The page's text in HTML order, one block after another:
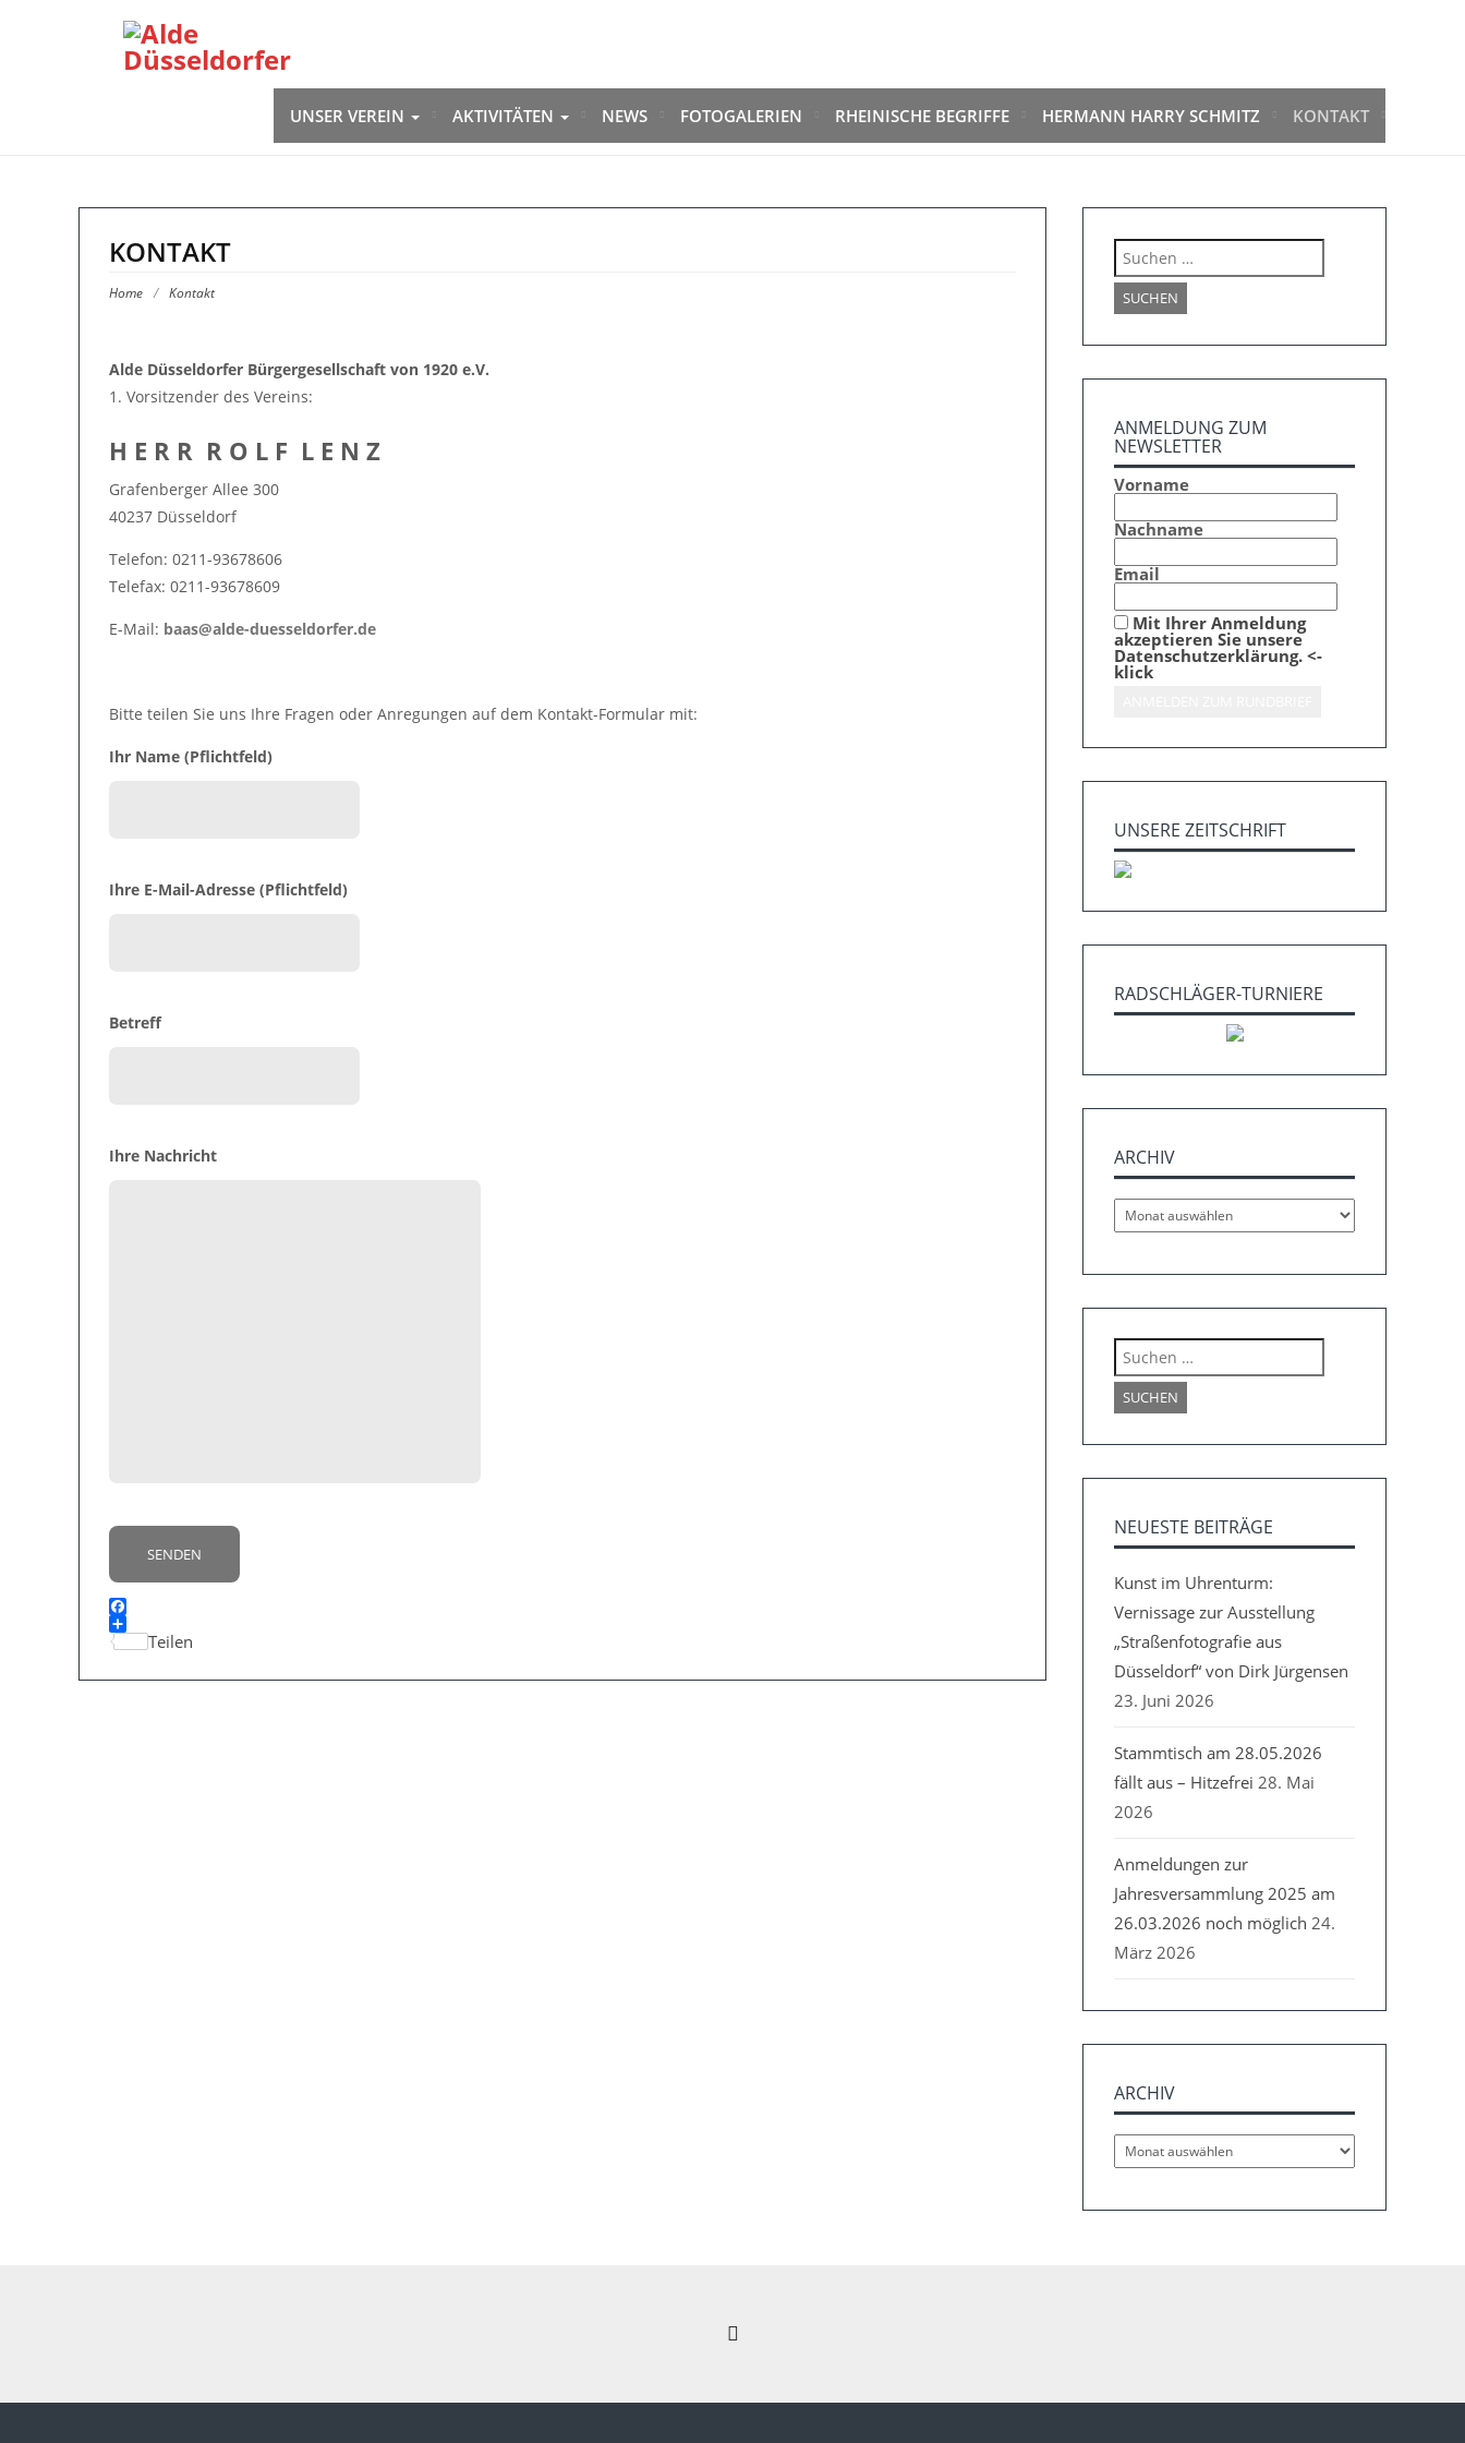
UNSER VEREIN AKTIVITÄTEN NEWS FOTOGALERIEN RHEINISCHE BEGRIFFE HERMANN HARRY SCHMITZ KONTAKT
KONTAKT
Home / Kontakt
Alde Düsseldorfer Bürgergesellschaft von 1920 e.V.
1. Vorsitzender des Vereins:
H E R R R O L F L E N Z
Grafenberger Allee 300
40237 Düsseldorf
Telefon: 0211-93678606
Telefax: 0211-93678609
E-Mail: baas@alde-duesseldorfer.de
Bitte teilen Sie uns Ihre Fragen oder Anregungen auf dem Kontakt-Formular mit:
Ihr Name (Pflichtfeld)
Ihre E-Mail-Adresse (Pflichtfeld)
Betreff
Ihre Nachricht
Facebook
Teilen
Suchen
nach:
ANMELDUNG ZUM
NEWSLETTER
Vorname
Nachname
Email
Mit Ihrer Anmeldung
akzeptieren Sie unsere
Datenschutzerklärung. <-
klick
UNSERE ZEITSCHRIFT
RADSCHLÄGER-TURNIERE
ARCHIV
Archiv
Suchen
nach:
NEUESTE BEITRÄGE
Kunst im Uhrenturm:
Vernissage zur Ausstellung
„Straßenfotografie aus
Düsseldorf“ von Dirk Jürgensen
23. Juni 2026
Stammtisch am 28.05.2026
fällt aus – Hitzefrei 28. Mai
2026
Anmeldungen zur
Jahresversammlung 2025 am
26.03.2026 noch möglich 24.
März 2026
ARCHIV
Archiv